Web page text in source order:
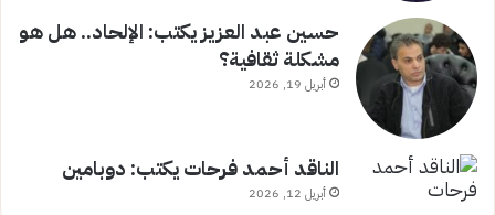
حسين عبد العزيز يكتب: الإلحاد.. هل هو
مشكلة ثقافية؟
أبريل 19, 2026
الناقد أحمد فرحات يكتب: دوبامين
أبريل 12, 2026